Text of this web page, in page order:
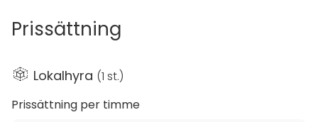
Prissättning
Lokalhyra (1 st.)
Prissättning per timme